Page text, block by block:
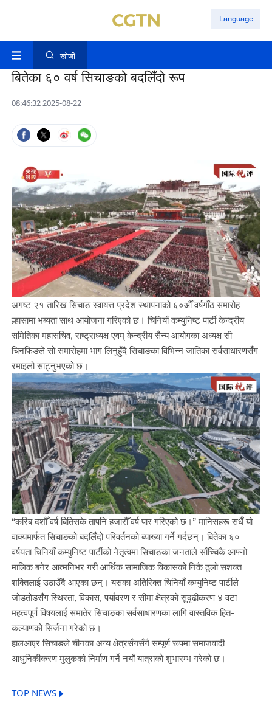
Language
खोजी
बितेका ६० वर्ष सिचाङको बदलिँदो रूप
08:46:32 2025-08-22
अगष्ट २१ तारिख सिचाङ स्वायत्त प्रदेश स्थापनाको ६०औँ वर्षगाँठ समारोह
ल्हासामा भब्यता साथ आयोजना गरिएको छ। चिनियाँ कम्युनिष्ट पार्टी केन्द्रीय
समितिका महासचिव, राष्ट्राध्यक्ष एवम् केन्द्रीय सैन्य आयोगका अध्यक्ष सी
चिनफिङले सो समारोहमा भाग लिनुहुँदै सिचाङका विभिन्न जातिका सर्वसाधारणसँग
रमाइलो साट्नुभएको छ।
“करिब दशौँ वर्ष बितिसके तापनि हजारौँ वर्ष पार गरिएको छ।” मानिसहरू सधैँ यो
वाक्यमार्फत सिचाङको बदलिँदो परिवर्तनको ब्याख्या गर्ने गर्दछन्। बितेका ६०
वर्षयता चिनियाँ कम्युनिष्ट पार्टीको नेतृत्वमा सिचाङका जनताले साँच्चिकै आफ्नो
मालिक बनेर आत्मनिभर गरी आर्थिक सामाजिक विकासको निकै ठूलो सशक्त
शक्तिलाई उठाउँदै आएका छन्। यसका अतिरिक्त चिनियाँ कम्युनिष्ट पार्टीले
जोडतोडसँग स्थिरता, विकास, पर्यावरण र सीमा क्षेत्रको सुदृढीकरण ४ वटा
महत्वपूर्ण विषयलाई समातेर सिचाङका सर्वसाधारणका लागि वास्तविक हित-
कल्याणको सिर्जना गरेको छ।
हालआएर सिचाङले चीनका अन्य क्षेत्रसँगसँगै सम्पूर्ण रूपमा समाजवादी
आधुनिकीकरण मुलुकको निर्माण गर्ने नयाँ यात्राको शुभारम्भ गरेको छ।
TOP NEWS